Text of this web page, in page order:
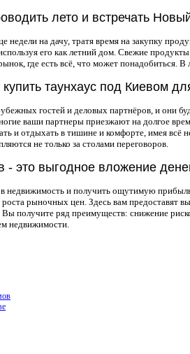
лето и встречать
недели на дачу, тратя время на закупку
его как летний дом. Свежие продукты
где есть всё, что может понадобиться.
таунхаус под Киевом
гостей и деловых партнёров, и они
ваши партнеры приезжают на долгое
и отдыхать в тишине и комфорте, имея всё
не только за столами переговоров.
- это выгодное вложение
недвижимость и получить ощутимую прибыль
роста рыночных цен. Здесь вам предоставят
получите ряд преимуществ: снижение
недвижимости.